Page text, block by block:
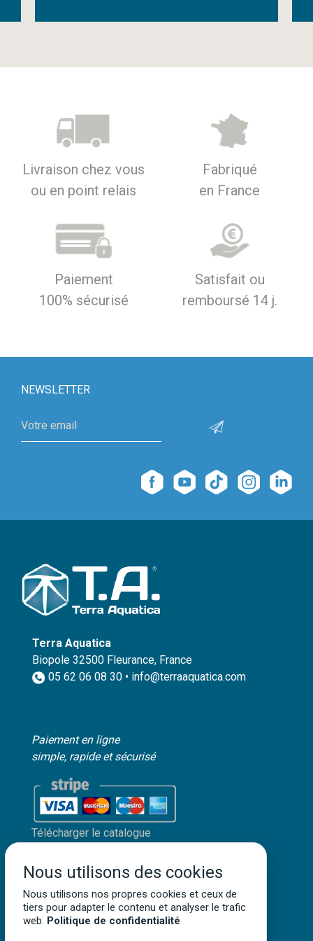
Livraison chez vous
ou en point relais
Fabriqué
en France
Paiement
100% sécurisé
Satisfait ou
remboursé 14 j.
NEWSLETTER
Terra Aquatica
Biopole 32500 Fleurance, France
05 62 06 08 30 • info@terraaquatica.com
Paiement en ligne
simple, rapide et sécurisé
Télécharger le catalogue
Mentions légales
Politique de confidentialité
Conditions générales de vente
Nous utilisons des cookies
Nous utilisons nos propres cookies et ceux de
tiers pour adapter le contenu et analyser le trafic
web. Politique de confidentialité